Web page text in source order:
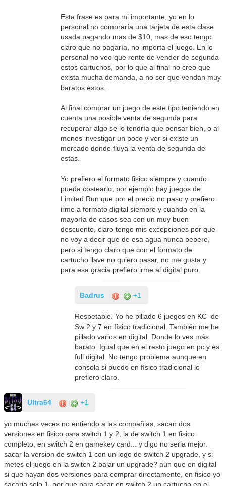
Esta frase es para mi importante, yo en lo
personal no compraría una tarjeta de esta clase
usada pagando mas de $10, mas de eso tengo
claro que no pagaría, no importa el juego. En lo
personal no veo que rente de vender de segunda
estos cartuchos, por lo que al final no creo que
exista mucha demanda, a no ser que vendan muy
baratos estos.
Al final comprar un juego de este tipo teniendo en
cuenta una posible venta de segunda para
recuperar algo se lo tendría que pensar bien, o al
menos investigar un poco y ver si existe un
mercado donde fluya la venta de segunda de
estas.
Yo prefiero el formato fisico siempre y cuando
pueda costearlo, por ejemplo hay juegos de
Limited Run que por el precio no paso y prefiero
irme a formato digital siempre y cuando en la
mayoría de casos sea con un muy buen
descuento, claro tengo mis excepciones por que
no voy a decir que de esa agua nunca bebere,
pero si tengo claro que con el formato de
cartucho llave no quiero pasar, no me gusta y
para esa gracia prefiero irme al digital puro.
Badrus +1
Respetable. Yo he pillado 6 juegos en KC de
Sw 2 y 7 en físico tradicional. También me he
pillado varios en digital. Donde lo ves más
barato. Igual que en el resto juego en pc y es
full digital. No tengo problema aunque en
consola si puedo en físico tradicional lo
prefiero claro.
Ultra64 +1
yo muchas veces no entiendo a las compañias, sacan dos
versiones en fisico para switch 1 y 2, la de switch 1 en fisico
completo, en switch 2 en gamekey card... y digo no seria mejor.
sacar la version de switch 1 con un logo de switch 2 upgrade, y si
metes el juego en la switch 2 bajar un upgrade? aun que en digital
si que hayan dos versiones para comprar directamente, en fisico yo